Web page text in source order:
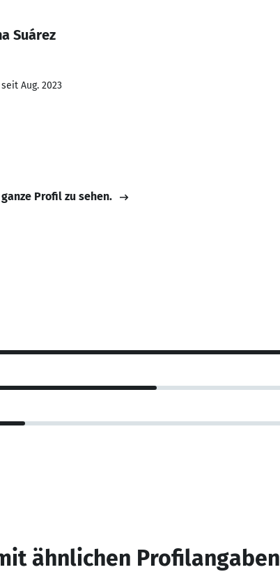
Suárez
Aug. 2023
Profil zu sehen.
ähnlichen Profilangaben